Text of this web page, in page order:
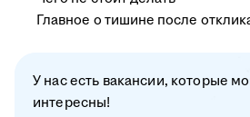
Главное о тишине после
У нас есть вакансии, которые
интересны!